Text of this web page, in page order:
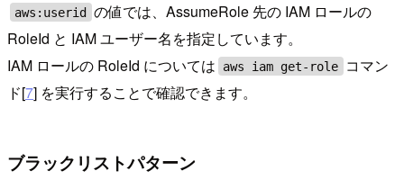
aws:userid の値では、AssumeRole 先の IAM ロールの
RoleId と IAM ユーザー名を指定しています。
IAM ロールの RoleId については
aws iam get-role
コマン
ド[7] を実行することで確認できます。
ブラックリストパターン